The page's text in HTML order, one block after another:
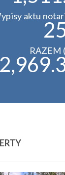
aktu
RAZEM